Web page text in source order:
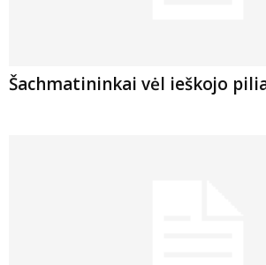
Šachmatininkai vėl ieškojo